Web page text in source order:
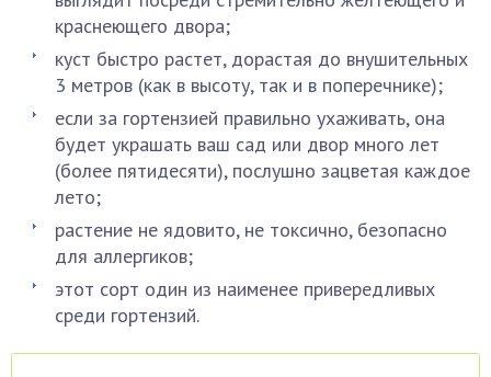
краснеющего двора;
куст быстро растет, дорастая до внушительных
3 метров (как в высоту, так и в поперечнике);
если за гортензией правильно ухаживать, она
будет украшать ваш сад или двор много лет
(более пятидесяти), послушно зацветая каждое
лето;
растение не ядовито, не токсично, безопасно
для аллергиков;
этот сорт один из наименее привередливых
среди гортензий.